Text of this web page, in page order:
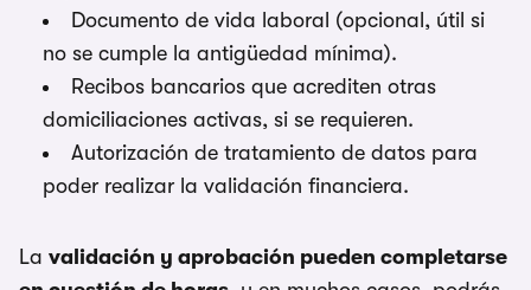
Documento de vida laboral (opcional, útil si
no se cumple la antigüedad mínima).
Recibos bancarios que acrediten otras
domiciliaciones activas, si se requieren.
Autorización de tratamiento de datos para
poder realizar la validación financiera.
La validación y aprobación pueden completarse